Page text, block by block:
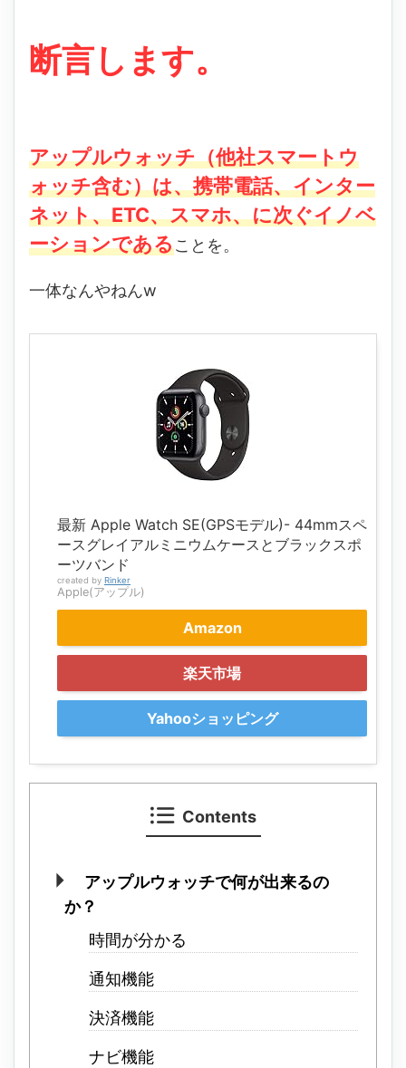
断言します。
アップルウォッチ（他社スマートウ
ォッチ含む）は、携帯電話、インター
ネット、ETC、スマホ、に次ぐイノベ
ーションであることを。
一体なんやねんw
最新 Apple Watch SE(GPSモデル)- 44mmスペ
ースグレイアルミニウムケースとブラックスポ
ーツバンド
created by Rinker
Apple(アップル)
Amazon
楽天市場
Yahooショッピング
Contents
アップルウォッチで何が出来るの
か？
時間が分かる
通知機能
決済機能
ナビ機能